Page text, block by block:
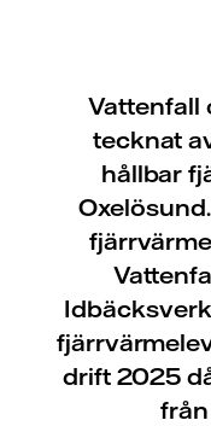
Vattenfall
tecknat
hållbar
drift 2025